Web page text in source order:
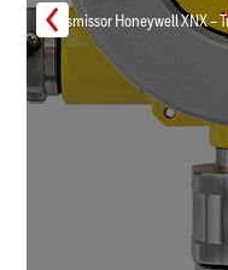
Transmissor Honeywell XNX –